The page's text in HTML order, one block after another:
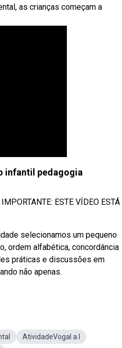
as crianças começam a
infantil pedagogia
ESTE VÍDEO ESTÁ
selecionamos um pequeno
ordem alfabética, concordância
práticas e discussões em
não apenas.
AtividadeVogal a I